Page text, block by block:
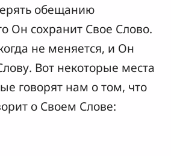
обещанию
Он сохранит Свое Слово.
не меняется, и Он
Вот некоторые места
говорят нам о том, что
о Своем Слове: